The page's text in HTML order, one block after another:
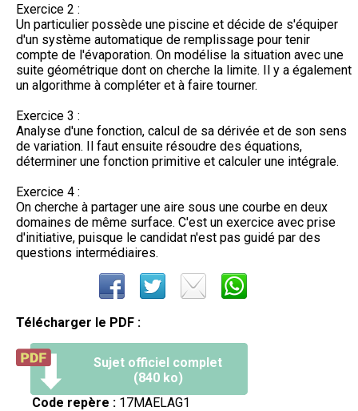
Exercice 2 :
Un particulier possède une piscine et décide de s'équiper
d'un système automatique de remplissage pour tenir
compte de l'évaporation. On modélise la situation avec une
suite géométrique dont on cherche la limite. Il y a également
un algorithme à compléter et à faire tourner.
Exercice 3 :
Analyse d'une fonction, calcul de sa dérivée et de son sens
de variation. Il faut ensuite résoudre des équations,
déterminer une fonction primitive et calculer une intégrale.
Exercice 4 :
On cherche à partager une aire sous une courbe en deux
domaines de même surface. C'est un exercice avec prise
d'initiative, puisque le candidat n'est pas guidé par des
questions intermédiaires.
Télécharger le PDF :
Sujet officiel complet
(840 ko)
Code repère : 17MAELAG1